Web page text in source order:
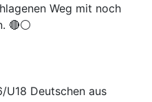
Weg mit noch
🔴⚪